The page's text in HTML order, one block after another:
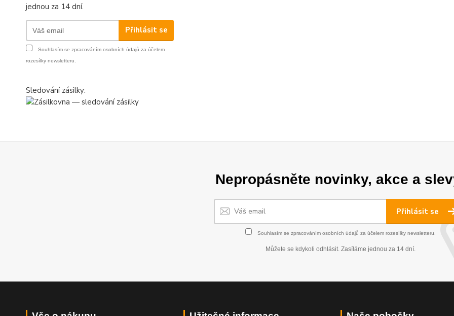
jednou za 14 dní.
Přihlásit se
Souhlasím se zpracováním osobních údajů za účelem
rozesílky newsletteru.
Sledování zásilky:
Nepropásněte novinky, akce a
Přihlásit se
Souhlasím se zpracováním osobních údajů za účelem rozesílky newsletteru.
Můžete se kdykoli odhlásit. Zasíláme jednou za 14 dní.